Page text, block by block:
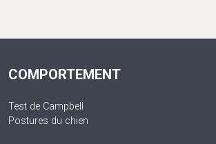
COMPORTEMENT
Test de Campbell
Postures du chien